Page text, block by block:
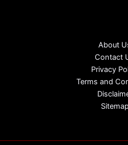
About
Contact
Privacy
Terms and
Sitemap